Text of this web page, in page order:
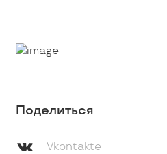
Поделиться
Vkontakte